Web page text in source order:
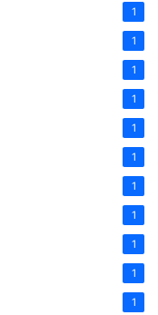
1
1
1
1
1
1
1
1
1
1
1